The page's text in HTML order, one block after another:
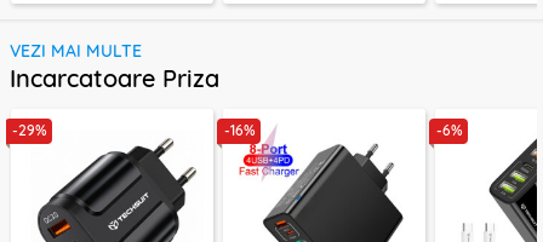
VEZI MAI MULTE
Incarcatoare Priza
-29% -16% -6%